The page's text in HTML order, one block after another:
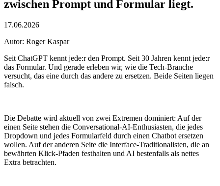
zwischen Prompt und Formular liegt.
17.06.2026
Autor: Roger Kaspar
Seit ChatGPT kennt jede:r den Prompt. Seit 30 Jahren kennt jede:r
das Formular. Und gerade erleben wir, wie die Tech-Branche
versucht, das eine durch das andere zu ersetzen. Beide Seiten liegen
falsch.
Die Debatte wird aktuell von zwei Extremen dominiert: Auf der
einen Seite stehen die Conversational-AI-Enthusiasten, die jedes
Dropdown und jedes Formularfeld durch einen Chatbot ersetzen
wollen. Auf der anderen Seite die Interface-Traditionalisten, die an
bewährten Klick-Pfaden festhalten und AI bestenfalls als nettes
Extra betrachten.